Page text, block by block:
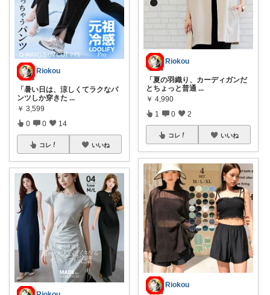
Riokou
「暑い日は、涼しくてラクなパ
ンツしか穿きた ...
￥ 3,599
0 0 14
コレ いいね
Riokou
「夏の羽織り、カーディガンだ
とちょっと普通 ...
￥ 4,990
1 0 2
コレ いいね
Riokou